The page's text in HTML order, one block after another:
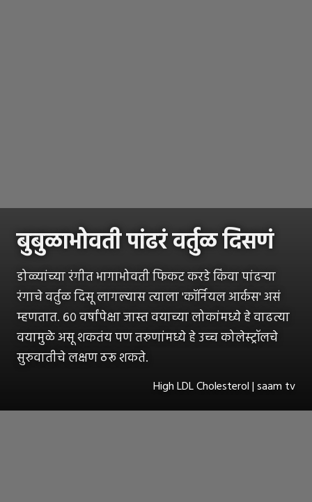
बुबुळाभोवती पांढरं वर्तुळ दिसणं
डोळ्यांच्या रंगीत भागाभोवती फिकट करडे किंवा पांढऱ्या
रंगाचे वर्तुळ दिसू लागल्यास त्याला 'कॉर्नियल आर्कस' असं
म्हणतात. ६० वर्षांपेक्षा जास्त वयाच्या लोकांमध्ये हे वाढत्या
वयामुळे असू शकतंय पण तरुणांमध्ये हे उच्च कोलेस्ट्रॉलचे
सुरुवातीचे लक्षण ठरू शकते.
High LDL Cholesterol | saam tv